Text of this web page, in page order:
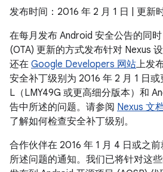
发布时间：2016 年 2 月 1 日 | 更新
在每月发布 Android 安全公告的同
(OTA) 更新的方式发布针对 Nexus
还在 Google Developers 网站上发
安全补丁级别为 2016 年 2 月 1 日
L（LMY49G 或更高细分版本）和
告中所述的问题。请参阅 Nexus 文
了解如何检查安全补丁级别。
合作伙伴在 2016 年 1 月 4 日或之
所述问题的通知。我们已将针对这